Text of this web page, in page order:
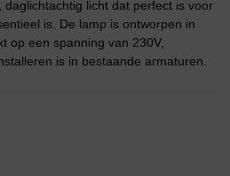
licht dat perfect is voor
is. De lamp is ontworpen in
op een spanning van 230V,
is in bestaande armaturen.